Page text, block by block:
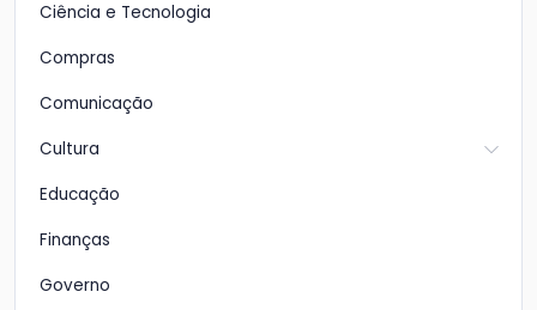
Ciência e Tecnologia
Compras
Comunicação
Cultura
Educação
Finanças
Governo